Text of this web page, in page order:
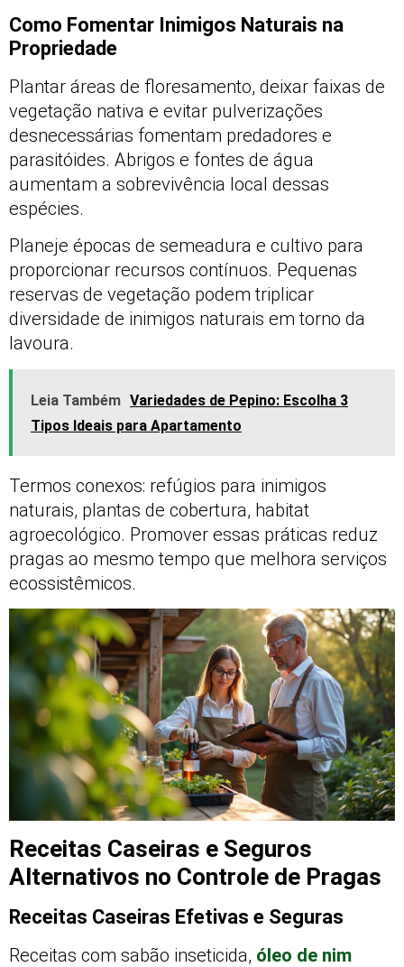
Como Fomentar Inimigos Naturais na
Propriedade
Plantar áreas de floresamento, deixar faixas de
vegetação nativa e evitar pulverizações
desnecessárias fomentam predadores e
parasitóides. Abrigos e fontes de água
aumentam a sobrevivência local dessas
espécies.
Planeje épocas de semeadura e cultivo para
proporcionar recursos contínuos. Pequenas
reservas de vegetação podem triplicar
diversidade de inimigos naturais em torno da
lavoura.
Leia Também Variedades de Pepino: Escolha 3
Tipos Ideais para Apartamento
Termos conexos: refúgios para inimigos
naturais, plantas de cobertura, habitat
agroecológico. Promover essas práticas reduz
pragas ao mesmo tempo que melhora serviços
ecossistêmicos.
Receitas Caseiras e Seguros
Alternativos no Controle de Pragas
Receitas Caseiras Efetivas e Seguras
Receitas com sabão inseticida, óleo de nim